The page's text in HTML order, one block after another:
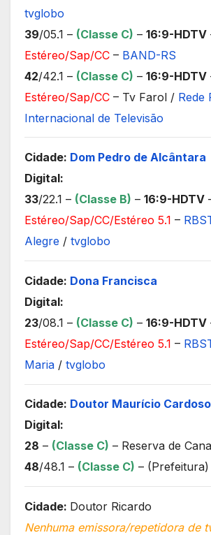
tvglobo
39/05.1 – (Classe C) – 16:9-HDTV
Estéreo/Sap/CC – BAND-RS
42/42.1 – (Classe C) – 16:9-HDTV
Estéreo/Sap/CC – Tv Farol / Rede
Internacional de Televisão
Cidade: Dom Pedro de Alcântara
Digital:
33/22.1 – (Classe B) – 16:9-HDTV
Estéreo/Sap/CC/Estéreo 5.1 –
Alegre / tvglobo
Cidade: Dona Francisca
Digital:
23/08.1 – (Classe C) – 16:9-HDTV
Estéreo/Sap/CC/Estéreo 5.1 –
Maria / tvglobo
Cidade: Doutor Maurício Cardoso
Digital:
28 – (Classe C) – Reserva de
48/48.1 – (Classe C) –
Cidade: Doutor Ricardo
Nenhuma emissora/repetidora de